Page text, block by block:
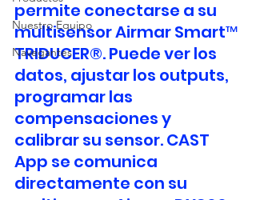
Nuestro Equipo
Navegantes
permite conectarse a su
multisensor Airmar Smart™
TRIDUCER®. Puede ver los
datos, ajustar los outputs,
programar las
compensaciones y
calibrar su sensor. CAST
App se comunica
directamente con su